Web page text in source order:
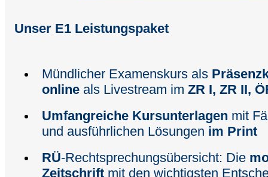
Unser E1 Leistungspaket
Mündlicher Examenskurs als
online als Livestream im ZR I, ZR II,
Umfangreiche Kursunterlagen mit
und ausführlichen Lösungen im Print
RÜ-Rechtsprechungsübersicht: Die
Zeitschrift mit den wichtigsten